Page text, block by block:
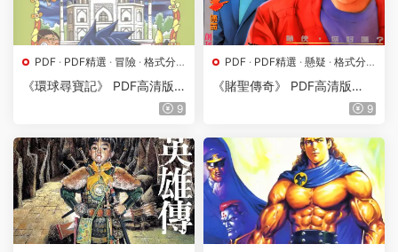
PDF · PDF精選 · 冒險 · 格式分
漫畫屬地
《環球尋寶記》 PDF高清版
9
PDF · PDF精選 · 懸疑 · 格式分
類 ·港台漫 漫畫屬地
《賭聖傳奇》 PDF高清版
9